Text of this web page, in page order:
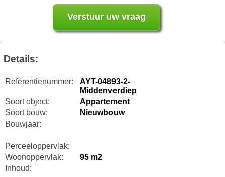
Details:
Referentienummer:
AYT-04893-2-
Middenverdiep
Soort object:
Appartement
Soort bouw:
Nieuwbouw
Bouwjaar:
Perceeloppervlak:
Woonoppervlak:
95 m2
Inhoud: